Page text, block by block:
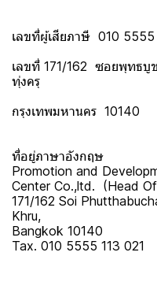
เลขที่ผู้เสียภาษี 010 5555
เลขที่ 171/162 ซอยพุทธ
ทุ่งครุ
กรุงเทพมหานคร 10140
ที่อยู่ภาษาอังกฤษ
Promotion and
Center Co.,ltd. (Head
171/162 Soi
Khru,
Bangkok 10140
Tax. 010 5555 113 021